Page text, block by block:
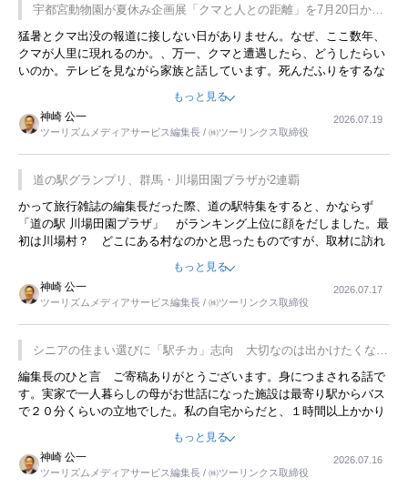
宇都宮動物園が夏休み企画展「クマと人との距離」を7月20日から
開催
猛暑とクマ出没の報道に接しない日がありません。なぜ、ここ数年、
クマが人里に現れるのか。、万一、クマと遭遇したら、どうしたらい
いのか。テレビを見ながら家族と話しています。死んだふりをするな
んてことは、冗談でもいえません。そんな中で、この企画展はタイム
もっと見る
神崎 公一
ツーリズムメディアサービス編集長 / ㈱ツーリンクス取締役
2026.07.19
道の駅グランプリ、群馬・川場田園プラザが2連覇
かって旅行雑誌の編集長だった際、道の駅特集をすると、かならず
「道の駅 川場田園プラザ」 がランキング上位に顔をだしました。最
初は川場村？ どこにある村なのかと思ったものですが、取材に訪れ
永井 彰一社長にインタビューしたら、興味深い話が次々が飛び出しま
した。プレゼンも巧みで、今でも思い出すことが２つあります。一つ
は、従業員に東京ディズニーランドを見学させ、サービス業、接客業
の何かを理解してもらっていることです。 もう一つは1800円もする
プレミアムヨーグルトを販売するにあたり、社内に懸念もあったそう
です。永井社長は、駐車場に都内ナンバーの高級外車が停まっている
ことに目をつけ、高級商品でも売れると確信したそうです。今回の記
事を懐かしく読みました。
もっと見る
神崎 公一
ツーリズムメディアサービス編集長 / ㈱ツーリンクス取締役
2026.07.17
シニアの住まい選びに「駅チカ」志向 大切なのは出かけたくなる
暮らし
編集長のひと言 ご寄稿ありがとうございます。身につまされる話で
す。実家で一人暮らしの母がお世話になった施設は最寄り駅からバス
で２０分くらいの立地でした。私の自宅からだと、１時間以上かかり
ました。母の住まいから近いという理由で、その施設を選択したので
すが、私と妹にとっては、半日仕事ででした。シニアの住まい選び
は、当人だけではなく、世話をする家族の足の便も考えない外池ない
と思いました。
もっと見る
神崎 公一
ツーリズムメディアサービス編集長 / ㈱ツーリンクス取締役
2026.07.16